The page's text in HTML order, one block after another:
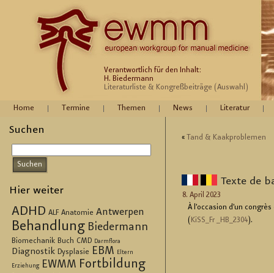
Verantwortlich für den Inhalt:
H. Biedermann
Literaturliste & Kongreßbeiträge (Auswahl)
Home Termine Themen News Literatur
Suchen
Hier weiter
ADHD ALF Anatomie Antwerpen
Behandlung Biedermann
Biomechanik Buch CMD Darmflora
Diagnostik Dysplasie EBM Eltern
Erziehung EWMM Fortbildung
« Tand & Kaak­pro­ble­men
Texte de
8. April 2023
À l’oc­ca­si­on d’un
( KiS­S_Fr _H­B_2304).